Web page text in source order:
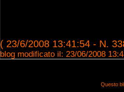
( 23/6/2008 13:41:54 - N.
blog modificato il: 23/06/2008
Questo